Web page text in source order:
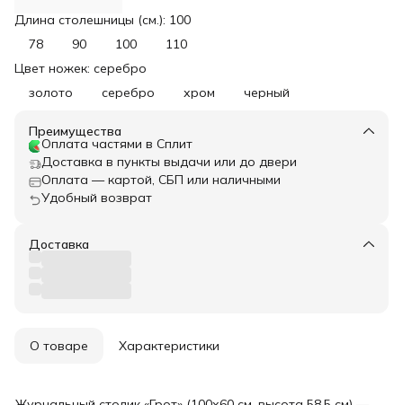
Длина столешницы (см.): 100
78
90 100
110
Цвет ножек: серебро
золото
серебро хром черный
Преимущества
Оплата частями в Сплит
Доставка в пункты выдачи или до двери
Оплата — картой, СБП или наличными
Удобный возврат
Доставка
О товаре Характеристики